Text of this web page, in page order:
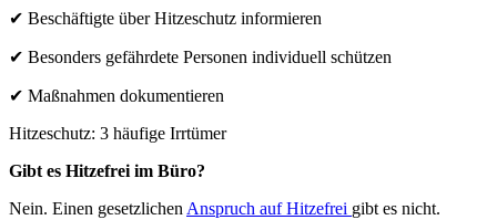
✔ Beschäftigte über Hitzeschutz informieren
✔ Besonders gefährdete Personen individuell schützen
✔ Maßnahmen dokumentieren
Hitzeschutz: 3 häufige Irrtümer
Gibt es Hitzefrei im Büro?
Nein. Einen gesetzlichen Anspruch auf Hitzefrei gibt es nicht.